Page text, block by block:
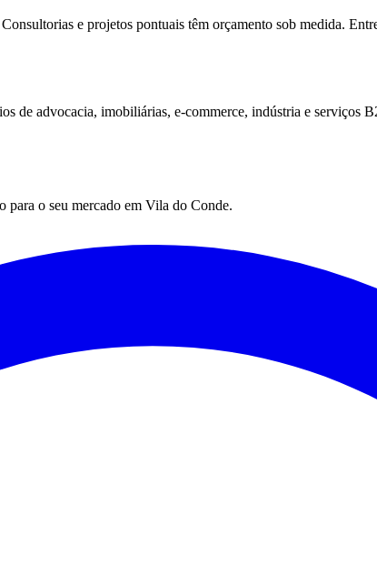
e projetos pontuais têm orçamento sob medida.
de advocacia, imobiliárias, e-commerce, indústria e serviços
para o seu mercado em Vila do Conde.